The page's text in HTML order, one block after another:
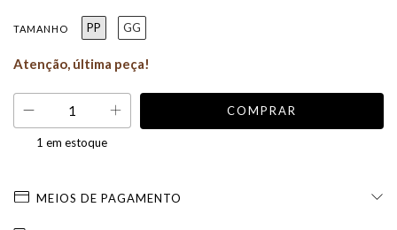
TAMANHO PP GG
Atenção, última peça!
1 em estoque
MEIOS DE PAGAMENTO